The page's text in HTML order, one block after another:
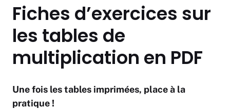
Fiches d’exercices sur
les tables de
multiplication en PDF
Une fois les tables imprimées, place à la
pratique !